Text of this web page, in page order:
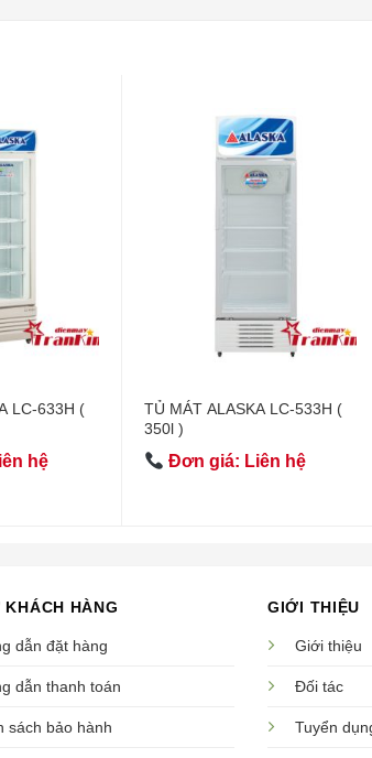
LC-633H (
hệ
TỦ MÁT ALASKA LC-533H (
350l )
Đơn giá: Liên hệ
KHÁCH HÀNG
dẫn đặt hàng
dẫn thanh toán
sách bảo hành
GIỚI THIỆU
Giới thiệu
Đối tác
Tuyển